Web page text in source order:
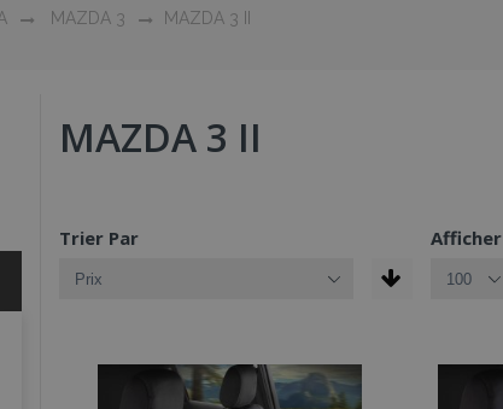
MAZDA 3 MAZDA 3 II
MAZDA 3 II
Trier Par Afficher